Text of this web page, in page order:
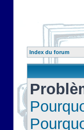
Index du forum